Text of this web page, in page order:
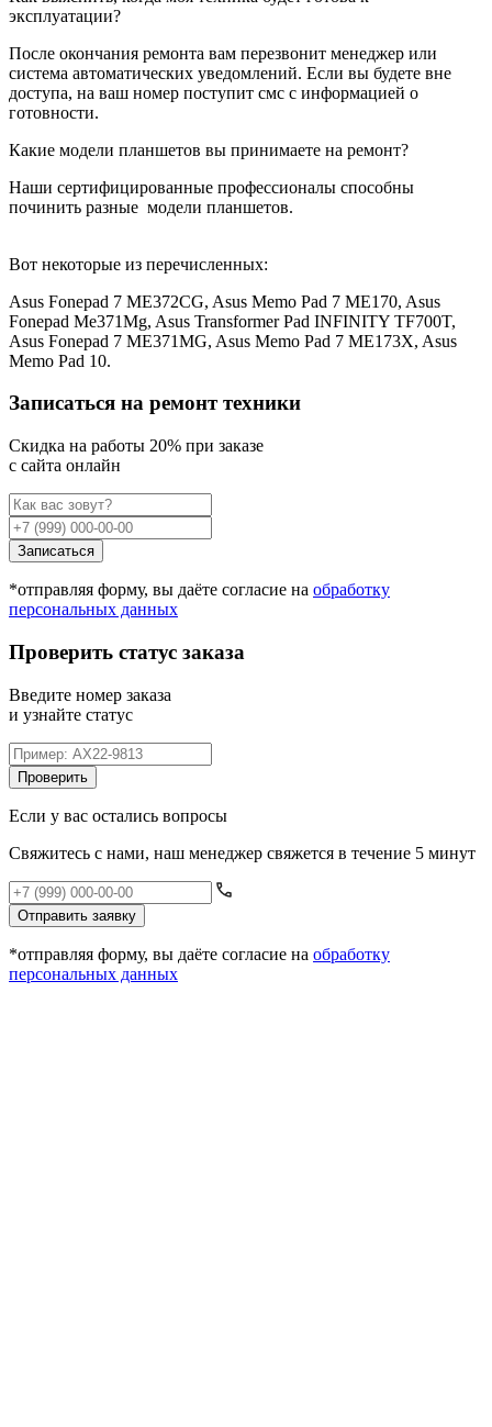
эксплуатации?
После окончания ремонта вам перезвонит менеджер или
система автоматических уведомлений. Если вы будете вне
доступа, на ваш номер поступит смс с информацией о
готовности.
Какие модели планшетов вы принимаете на ремонт?
Наши сертифицированные профессионалы способны
починить разные модели планшетов.
Вот некоторые из перечисленных:
Asus Fonepad 7 ME372CG, Asus Memo Pad 7 ME170, Asus
Fonepad Me371Mg, Asus Transformer Pad INFINITY TF700T,
Asus Fonepad 7 ME371MG, Asus Memo Pad 7 ME173X, Asus
Memo Pad 10.
Записаться на ремонт техники
Cкидка на работы 20% при заказе
с сайта онлайн
Записаться
*отправляя форму, вы даёте согласие на обработку
персональных данных
Проверить статус заказа
Введите номер заказа
и узнайте статус
Проверить
Если у вас остались вопросы
Свяжитесь с нами, наш менеджер свяжется в течение 5 минут
Отправить заявку
*отправляя форму, вы даёте согласие на обработку
персональных данных